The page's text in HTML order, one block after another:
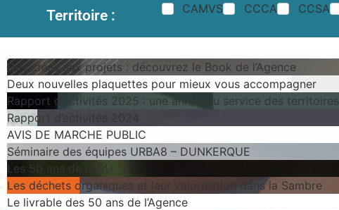
Territoire : CAMVS CCCA CCSA
Des idées aux projets : découvrez le Book de l’Agence
Deux nouvelles plaquettes pour mieux vous accompagner
Rapport d’activités 2025 : une année au service des territoires
Rapport d’activités 2024
AVIS DE MARCHE PUBLIC
Séminaire des équipes URBA8 – DUNKERQUE
Les 50 ans de l’ADU
Les déchets organiques et leur valorisation dans la Sambre
Le livrable des 50 ans de l’Agence